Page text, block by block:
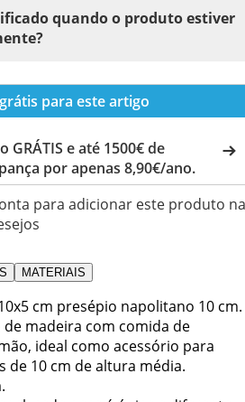
quando o produto estiver
para este artigo
GRÁTIS e até 1500€ de
por apenas 8,90€/ano.
para adicionar este produto na
MATERIAIS
cm presépio napolitano 10 cm.
madeira com comida de
ideal como acessório para
de 10 cm de altura média.